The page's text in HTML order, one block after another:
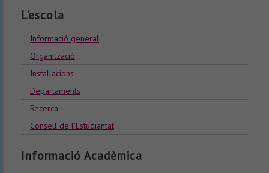
L'escola
Informació general
Organització
Installacions
Departaments
Recerca
Consell de l'Estudiantat
Informació Acadèmica